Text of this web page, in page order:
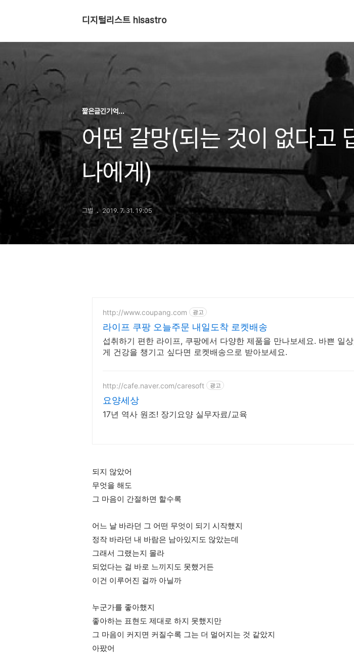
디지털리스트 hisastro
짧은글긴기억...
어떤 갈망(되는 것이 없다고
나에게)
그별 2019. 7. 31. 19:05
http://www.coupang.com 광고
라이프 쿠팡 오늘주문 내일도착 로켓배송
섭취하기 편한 라이프, 쿠팡에서 다양한 제품을 만나보세요. 바쁜 일
게 건강을 챙기고 싶다면 로켓배송으로 받아보세요.
http://cafe.naver.com/caresoft 광고
요양세상
17년 역사 원조! 장기요양 실무자료/교육
되지 않았어
무엇을 해도
그 마음이 간절하면 할수록
어느 날 바라던 그 어떤 무엇이 되기 시작했지
정작 바라던 내 바람은 남아있지도 않았는데
그래서 그랬는지 몰라
되었다는 걸 바로 느끼지도 못했거든
이건 이루어진 걸까 아닐까
누군가를 좋아했지
좋아하는 표현도 제대로 하지 못했지만
그 마음이 커지면 커질수록 그는 더 멀어지는 것 같았지
아팠어